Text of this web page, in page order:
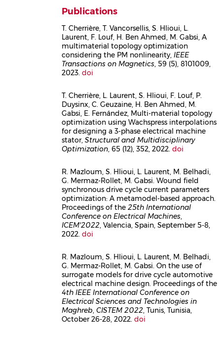
Publications
Corps
T. Cherrière, T. Vancorsellis, S. Hlioui, L.
Laurent, F. Louf, H. Ben Ahmed, M. Gabsi, A
multimaterial topology optimization
considering the PM nonlinearity,IEEE
Transactions on Magnetics, 59 (5), 8101009,
2023.doi
Corps
T. Cherrière, L. Laurent, S. Hlioui, F. Louf, P.
Duysinx, C. Geuzaine, H. Ben Ahmed, M.
Gabsi, E. Fernández, Multi-material topology
optimization using Wachspress interpolations
for designing a 3-phase electrical machine
stator,Structural and Multidisciplinary
Optimization, 65 (12), 352, 2022.doi
Corps
R. Mazloum, S. Hlioui, L. Laurent, M. Belhadi,
G. Mermaz-Rollet, M. Gabsi. Wound field
synchronous drive cycle current parameters
optimization: A metamodel-based approach.
Proceedings of the25th International
Conference on Electrical Machines,
ICEM'2022, Valencia, Spain, September 5-8,
2022.doi
Corps
R. Mazloum, S. Hlioui, L. Laurent, M. Belhadi,
G. Mermaz-Rollet, M. Gabsi. On the use of
surrogate models for drive cycle automotive
electrical machine design. Proceedings of the
4th IEEE International Conference on
Electrical Sciences and Technologies in
Maghreb,CISTEM 2022, Tunis, Tunisia,
October 26-28, 2022.doi